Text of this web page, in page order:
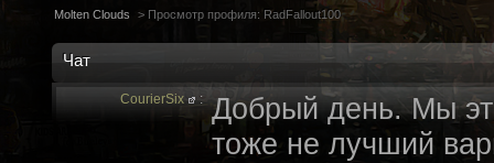
Molten Clouds > Просмотр профиля: RadFallout100
Чат
CourierSix : Добрый день. Мы
тоже не лучший